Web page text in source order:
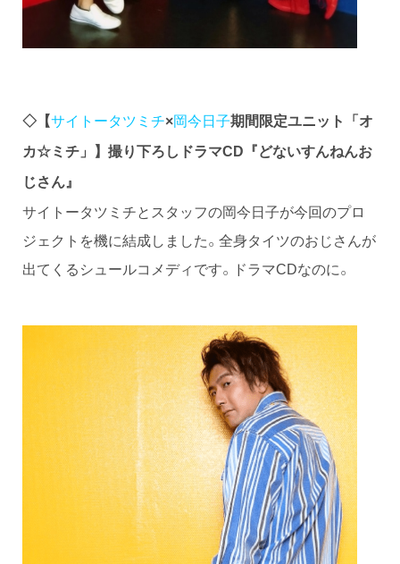
◇【サイトータツミチ×岡今日子期間限定ユニット「オ
カ☆ミチ」】撮り下ろしドラマCD『どないすんねんお
じさん』
サイトータツミチとスタッフの岡今日子が今回のプロ
ジェクトを機に結成しました。全身タイツのおじさんが
出てくるシュールコメディです。ドラマCDなのに。